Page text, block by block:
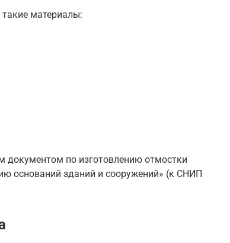
материалы:
по изготовлению отмостки
оснований зданий и сооружений» (к СНИП